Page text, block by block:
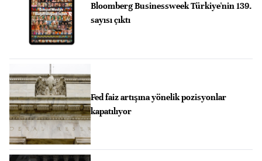
Bloomberg Businessweek Türkiye'nin 139.
sayısı çıktı
Fed faiz artışına yönelik pozisyonlar
kapatılıyor